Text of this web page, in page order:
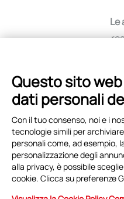
Le
Questo sito
dati personali
Con il tuo consenso, noi e i
tecnologie simili per
personali come, ad esempio,
personalizzazione degli
alla privacy, è possibile
cookie. Clicca su preferenze